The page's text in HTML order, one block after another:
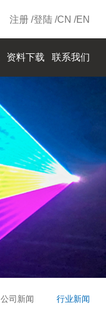
注册 /登陆 /CN /EN
资料下载 联系我们
公司新闻 行业新闻